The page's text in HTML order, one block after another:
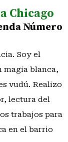
Chicago
Número
Soy el
magia blanca,
vudú. Realizo
lectura del
trabajos para
en el barrio